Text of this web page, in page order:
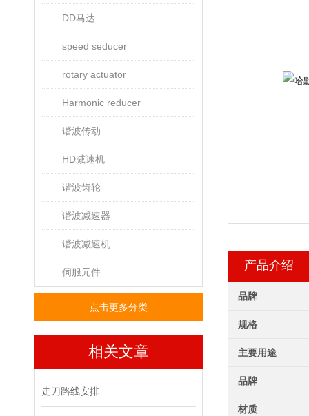
DD马达
speed seducer
rotary actuator
Harmonic reducer
谐波传动
HD减速机
谐波齿轮
谐波减速器
谐波减速机
伺服元件
点击更多分类
相关文章
走刀路线安排
产品介绍
品牌
规格
主要用途
品牌
材质